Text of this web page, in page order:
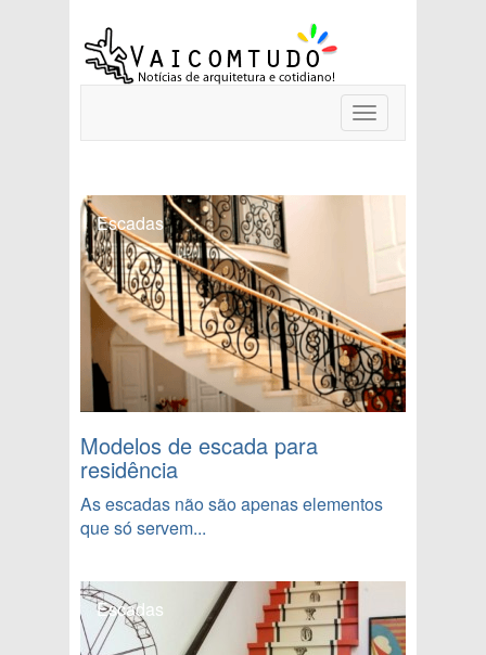
Toggle
navigation
Escadas
Modelos de escada para
residência
As escadas não são apenas elementos
que só servem...
Escadas